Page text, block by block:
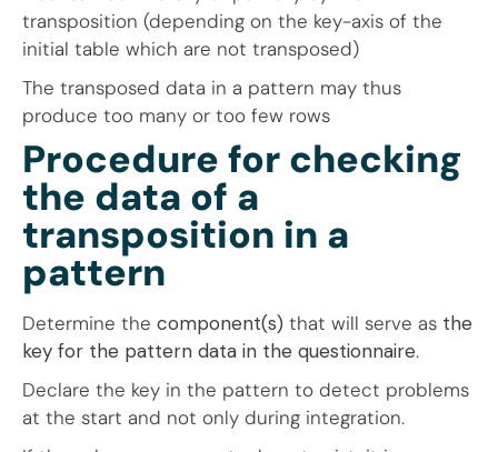
transposition (depending on the key-axis of the
initial table which are not transposed)
The transposed data in a pattern may thus
produce too many or too few rows
Procedure for checking
the data of a
transposition in a
pattern
Determine the component(s) that will serve as the
key for the pattern data in the questionnaire.
Declare the key in the pattern to detect problems
at the start and not only during integration.